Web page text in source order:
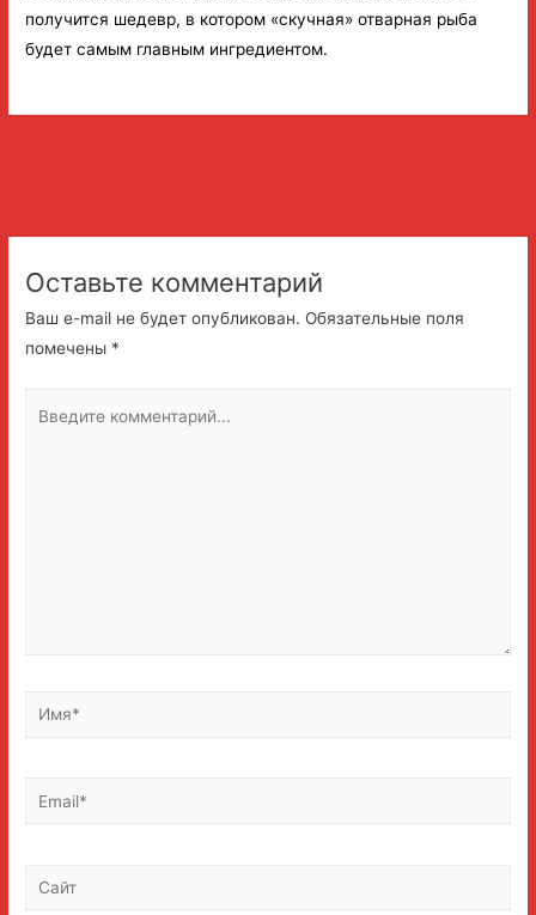
получится шедевр, в котором «скучная» отварная рыба
будет самым главным ингредиентом.
записям
Оставьте комментарий
Ваш e-mail не будет опубликован. Обязательные поля
помечены *
Имя*
Email*
Сайт